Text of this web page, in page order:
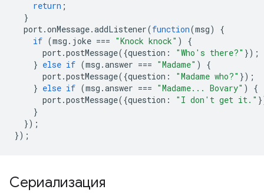
return ;
}
port.onMessage.addListener(function(msg)
{
if (msg . joke === "Knock knock" )
{
port.postMessage({question : "Who's there?" });
} else if (msg .answer === "Madame" )
{
port.postMessage({question : "Madame who?" });
} else if (msg .answer === "Madame... Bovary" )
{
port.postMessage({question : "I don't get it."
}
});
});
Сериализация